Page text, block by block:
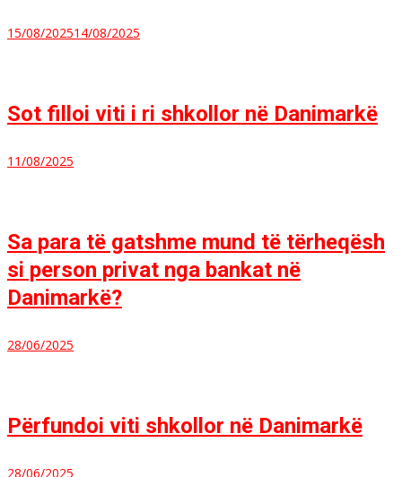
15/08/202514/08/2025
Sot filloi viti i ri shkollor në Danimarkë
11/08/2025
Sa para të gatshme mund të tërheqësh
si person privat nga bankat në
Danimarkë?
28/06/2025
Përfundoi viti shkollor në Danimarkë
28/06/2025